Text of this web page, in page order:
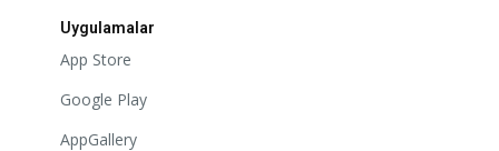
Uygulamalar
App Store
Google Play
AppGallery